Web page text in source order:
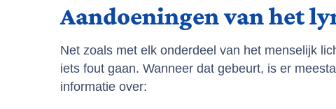
Aandoeningen van het
Net zoals met elk onderdeel van het menselijk
iets fout gaan. Wanneer dat gebeurt, is er
informatie over: